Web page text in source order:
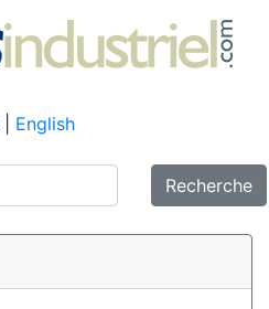
English
Recherche